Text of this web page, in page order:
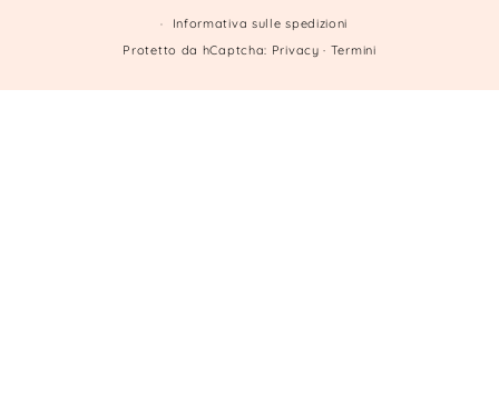
Informativa sulle spedizioni
Protetto da hCaptcha: Privacy · Termini